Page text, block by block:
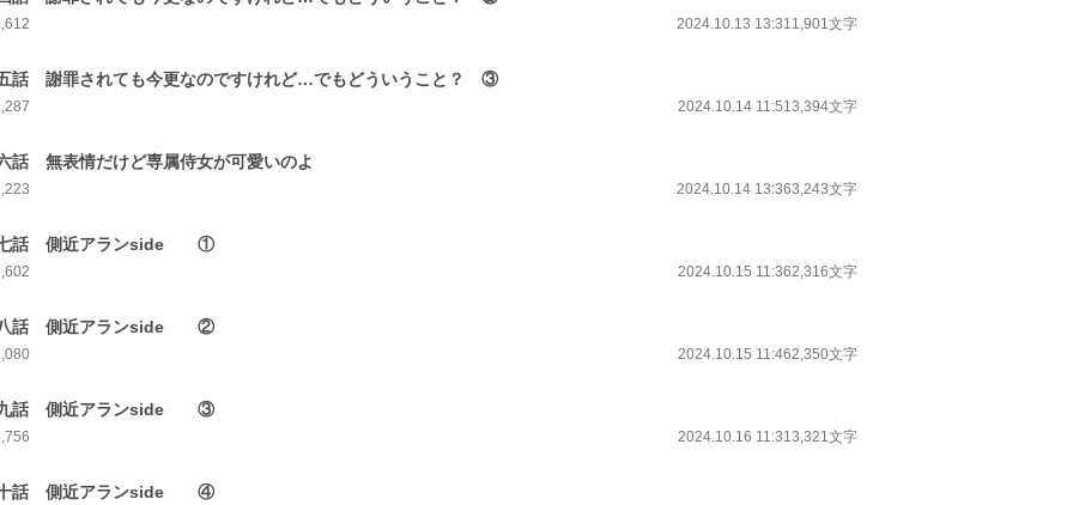
2024.10.13 13:311,901文字
話 謝罪されても今更なのですけれど…でもどういうこと？ ③
2024.10.14 11:513,394文字
話 無表情だけど専属侍女が可愛いのよ
2024.10.14 13:363,243文字
話 側近アランside ①
2024.10.15 11:362,316文字
話 側近アランside ②
2024.10.15 11:462,350文字
話 側近アランside ③
2024.10.16 11:313,321文字
話 側近アランside ④